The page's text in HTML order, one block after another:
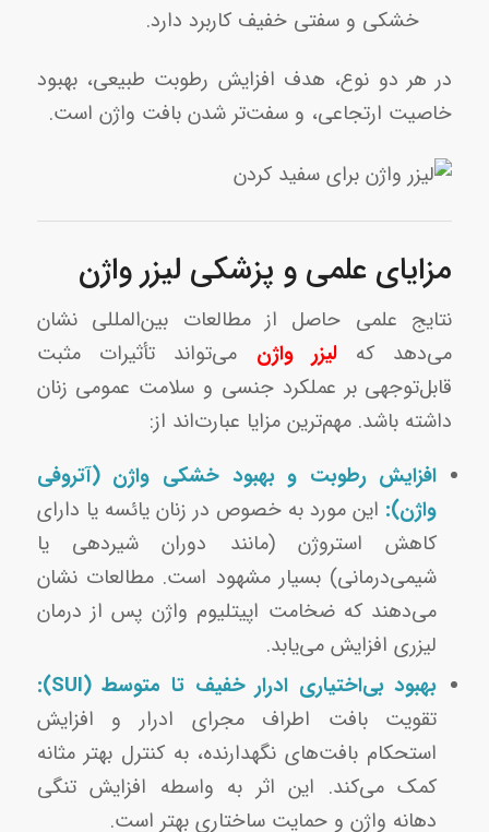
خشکی و سفتی خفیف کاربرد دارد.
در هر دو نوع، هدف افزایش رطوبت طبیعی، بهبود
خاصیت ارتجاعی، و سفت‌تر شدن بافت واژن است.
مزایای علمی و پزشکی لیزر واژن
نتایج علمی حاصل از مطالعات بین‌المللی نشان
می‌دهد که لیزر واژن می‌تواند تأثیرات مثبت
قابل‌توجهی بر عملکرد جنسی و سلامت عمومی زنان
داشته باشد. مهم‌ترین مزایا عبارت‌اند از:
افزایش رطوبت و بهبود خشکی واژن (آتروفی
واژن): این مورد به خصوص در زنان یائسه یا دارای
کاهش استروژن (مانند دوران شیردهی یا
شیمی‌درمانی) بسیار مشهود است. مطالعات نشان
می‌دهند که ضخامت اپیتلیوم واژن پس از درمان
لیزری افزایش می‌یابد.
بهبود بی‌اختیاری ادرار خفیف تا متوسط (SUI):
تقویت بافت اطراف مجرای ادرار و افزایش
استحکام بافت‌های نگهدارنده، به کنترل بهتر مثانه
کمک می‌کند. این اثر به واسطه افزایش تنگی
دهانه واژن و حمایت ساختاری بهتر است.